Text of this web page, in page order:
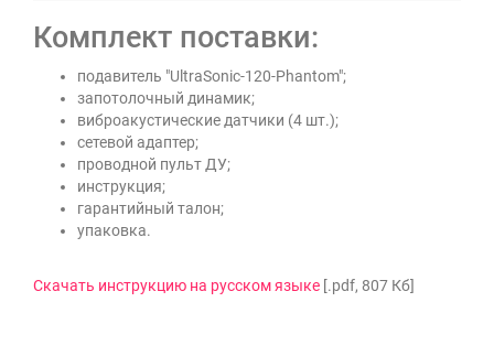
Комплект поставки:
подавитель "UltraSonic-120-Рhantom";
запотолочный динамик;
виброакустические датчики (4 шт.);
сетевой адаптер;
проводной пульт ДУ;
инструкция;
гарантийный талон;
упаковка.
Скачать инструкцию на русском языке [.pdf, 807 Кб]